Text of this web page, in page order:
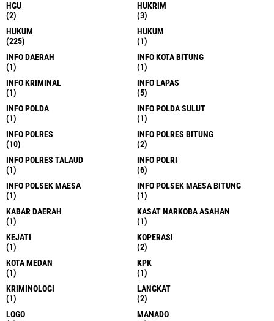
HGU
(2)
HUKRIM
(3)
HUKUM
(225)
HUKUM
(1)
INFO DAERAH
(1)
INFO KOTA BITUNG
(1)
INFO KRIMINAL
(1)
INFO LAPAS
(5)
INFO POLDA
(1)
INFO POLDA SULUT
(1)
INFO POLRES
(10)
INFO POLRES BITUNG
(2)
INFO POLRES TALAUD
(1)
INFO POLRI
(6)
INFO POLSEK MAESA
(1)
INFO POLSEK MAESA BITUNG
(1)
KABAR DAERAH
(1)
KASAT NARKOBA ASAHAN
(1)
KEJATI
(1)
KOPERASI
(2)
KOTA MEDAN
(1)
KPK
(1)
KRIMINOLOGI
(1)
LANGKAT
(2)
LOGO
MANADO